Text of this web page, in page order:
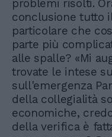
problemi risolti.
conclusione tutto
particolare che
parte più
alle spalle? «Mi
trovate le intese
sull'emergenza
della collegialità
economiche,
della verifica è